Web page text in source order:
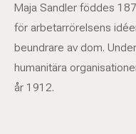
Maja Sandler föddes
för arbetarrörelsens
beundrare av dom.
humanitära
år 1912.